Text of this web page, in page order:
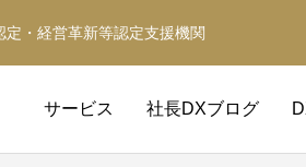
・経営革新等認定支援機関
サービス 社長DXブログ